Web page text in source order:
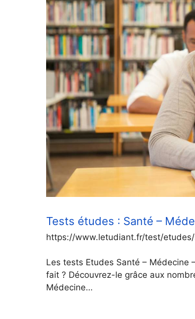
Tests études : Santé –
https://www.letudiant.fr/test/
Les tests Etudes Santé – Médecine
fait ? Découvrez-le grâce aux
Médecine…